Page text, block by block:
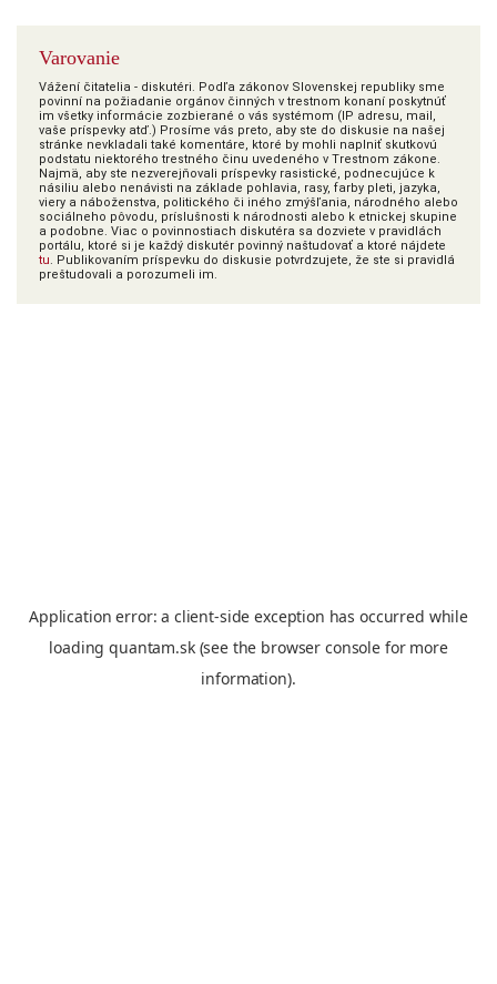
Varovanie
Vážení čitatelia - diskutéri. Podľa zákonov Slovenskej republiky sme
povinní na požiadanie orgánov činných v trestnom konaní poskytnúť
im všetky informácie zozbierané o vás systémom (IP adresu, mail,
vaše príspevky atď.) Prosíme vás preto, aby ste do diskusie na našej
stránke nevkladali také komentáre, ktoré by mohli naplniť skutkovú
podstatu niektorého trestného činu uvedeného v Trestnom zákone.
Najmä, aby ste nezverejňovali príspevky rasistické, podnecujúce k
násiliu alebo nenávisti na základe pohlavia, rasy, farby pleti, jazyka,
viery a náboženstva, politického či iného zmýšľania, národného alebo
sociálneho pôvodu, príslušnosti k národnosti alebo k etnickej skupine
a podobne. Viac o povinnostiach diskutéra sa dozviete v pravidlách
portálu, ktoré si je každý diskutér povinný naštudovať a ktoré nájdete
tu. Publikovaním príspevku do diskusie potvrdzujete, že ste si pravidlá
preštudovali a porozumeli im.